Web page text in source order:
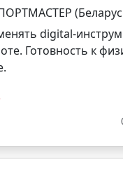
digital-
Готовность к